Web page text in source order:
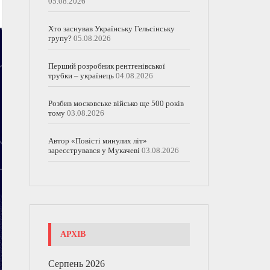
Хто заснував Українську Гельсінську
групу? 05.08.2026
Перший розробник рентгенівської
трубки – українець 04.08.2026
Розбив московське військо ще 500 років
тому 03.08.2026
Автор «Повісті минулих літ»
зареєструвався у Мукачеві 03.08.2026
АРХІВ
Серпень 2026